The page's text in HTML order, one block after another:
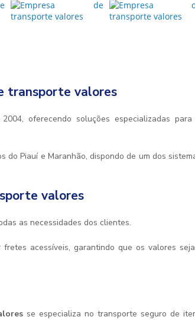
transporte valores
oferecendo soluções especializadas
do Piauí e Maranhão, dispondo de um dos
valores
as necessidades dos clientes.
acessíveis, garantindo que os valores
se especializa no transporte seguro de